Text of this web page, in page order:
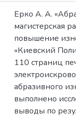
Ерко А. А.
магистерская
повышение
«Киевский
110 страниц
абразивного
выполнено
выводы по